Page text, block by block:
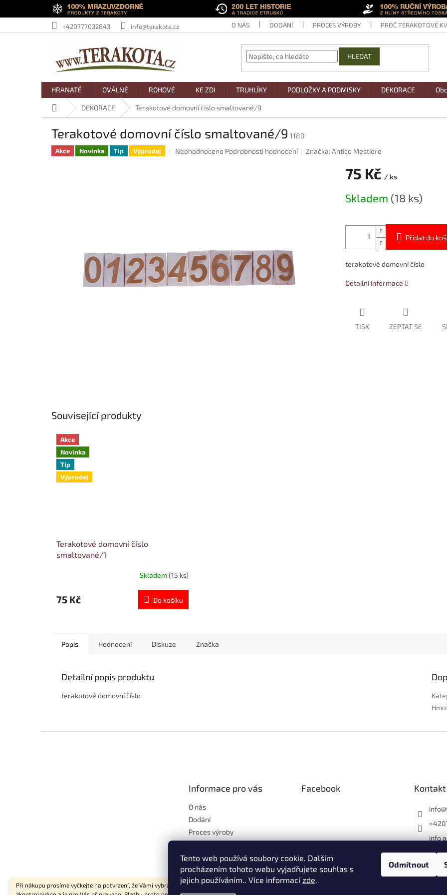
Tento web používá soubory cookie. Dalším
procházením tohoto webu vyjadřujete souhlas s
jejich používáním.. Více informacízde.
Odmítnout
Při nákupu prosíme vyčkejte na potvrzení, že Vámi vybrané zboží bylo
+420777032843 info@terakota.cz O NÁS DODÁNÍ PROCES VÝROBY PROČ TERAKOTOVÉ
HLEDAT
HRANATÉ OVÁLNÉ ROHOVÉ KE ZDI TRUHLÍKY PODLOŽKY A PODMISKY DEKORACE
Domů DEKORACE Terakotové domovní číslo smaltované/9
Terakotové domovní číslo smaltované/9 1180
Akce Novinka Tip Výprodej
Průměrné
Neohodnoceno Podrobnosti hodnocení Značka:Antico Mestiere
75 Kč / ks
cena:
Skladem (18 ks)
Přidat do
terakotové domovní číslo
Detailní informace
TISK ZEPTAT SE
Související produkty
Akce
Novinka
Tip
Výprodej
Terakotové domovní číslo
smaltované/1
Skladem(15 ks)
75 Kč Do košíku
Popis Hodnocení Diskuze Značka
Detailní popis produktu
terakotové domovní číslo
Informace pro vás
O nás
Dodání
Proces výroby
Chcete krásný dům nebo
zahradu?
Facebook Kontakt
info@
info